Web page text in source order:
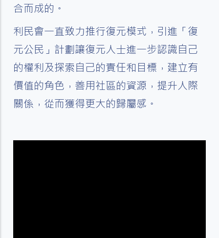
合而成的。
利民會一直致力推行復元模式，引進「復
元公民」計劃讓復元人士進一步認識自己
的權利及探索自己的責任和目標，建立有
價值的角色，善用社區的資源，提升人際
關係，從而獲得更大的歸屬感。